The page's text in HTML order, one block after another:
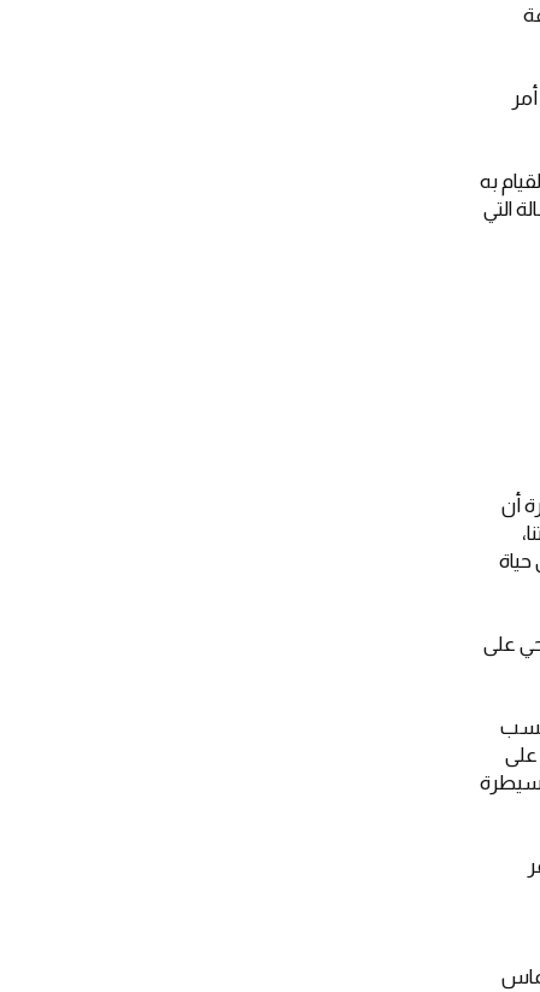
به
التي
أن
حياة
على
على